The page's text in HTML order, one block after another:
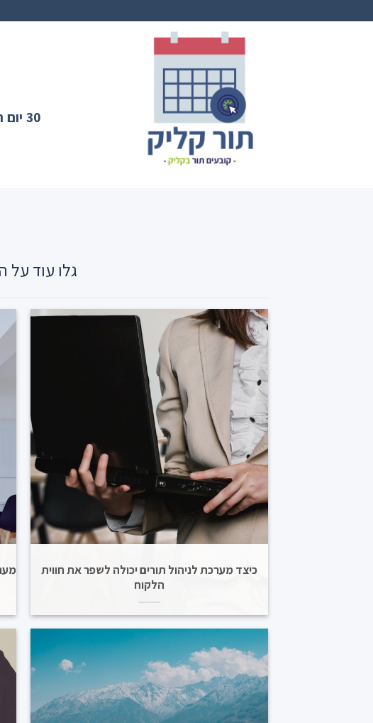
to
30 יום חינם
גלו עוד על
כיצד מערכת לניהול תורים יכולה לשפר את חווית
הלקוח